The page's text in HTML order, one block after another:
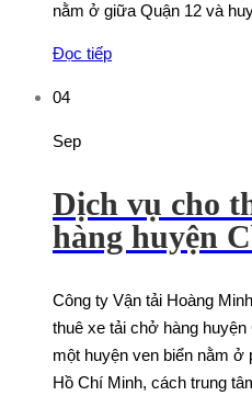
nằm ở giữa Quận 12 và
Đọc tiếp
04
Sep
Dịch vụ cho
hàng huyện
Công ty Vận tải Hoàng
thuê xe tải chở hàng
một huyện ven biển nằm ở
Hồ Chí Minh, cách trung